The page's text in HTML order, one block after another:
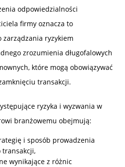
odpowiedzialności
firmy oznacza to
zarządzania ryzykiem
zrozumienia długofalowych
które mogą obowiązywać
transakcji.
ryzyka i wyzwania w
branżowemu obejmują:
i sposób prowadzenia
transakcji,
wynikające z różnic